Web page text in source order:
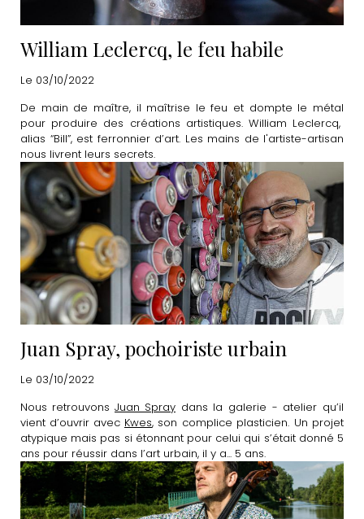
William Leclercq, le feu habile
Le 03/10/2022
De main de maître, il maîtrise le feu et dompte le métal
pour produire des créations artistiques. William Leclercq,
alias “Bill”, est ferronnier d’art. Les mains de l'artiste-artisan
nous livrent leurs secrets.
Juan Spray, pochoiriste urbain
Le 03/10/2022
Nous retrouvons Juan Spray dans la galerie - atelier qu’il
vient d’ouvrir avec Kwes, son complice plasticien. Un projet
atypique mais pas si étonnant pour celui qui s’était donné 5
ans pour réussir dans l’art urbain, il y a... 5 ans.